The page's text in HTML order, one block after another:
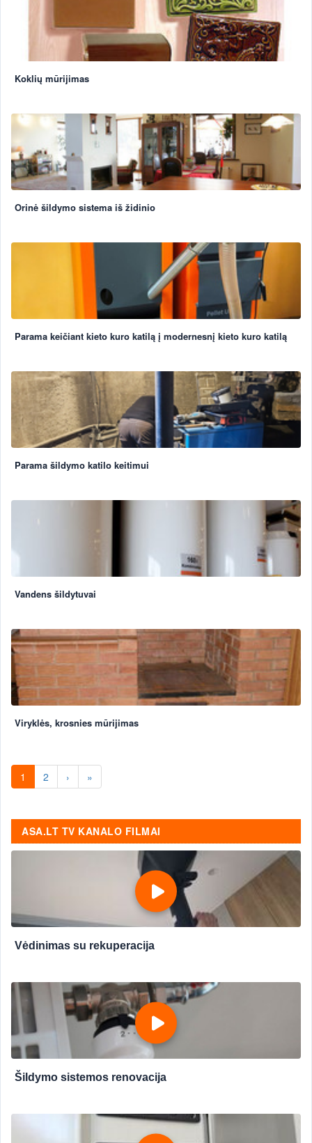
Koklių mūrijimas
Orinė šildymo sistema iš židinio
Parama keičiant kieto kuro katilą į modernesnį kieto kuro katilą
Parama šildymo katilo keitimui
Vandens šildytuvai
Viryklės, krosnies mūrijimas
1 2 › »
ASA.LT TV KANALO FILMAI
Vėdinimas su rekuperacija
Šildymo sistemos renovacija